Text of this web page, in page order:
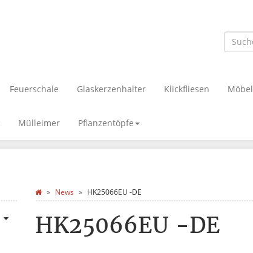
Feuerschale Glaskerzenhalter Klickfliesen Möbel
Mülleimer Pflanzentöpfe
News HK25066EU -DE
HK25066EU -DE